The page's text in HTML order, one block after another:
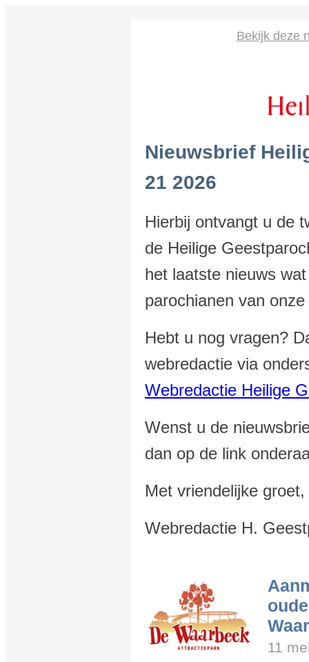
Bekijk deze
Nieuwsbrief
21 2026
Hierbij ontvangt u de
de Heilige
het laatste nieuws
parochianen van
Hebt u nog vragen?
webredactie via
Webredactie Heilige
Wenst u de
dan op de link
Met vriendelijke groet,
Webredactie H.
11